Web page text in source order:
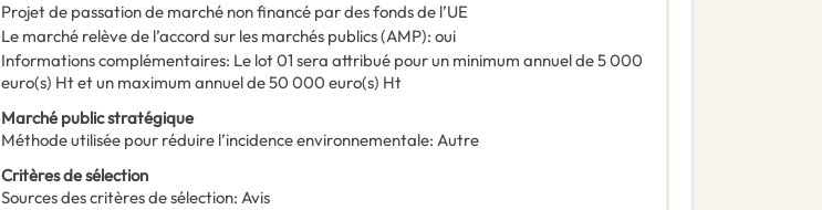
Projet de passation de marché non financé par des fonds de l’UE
Le marché relève de l’accord sur les marchés publics (AMP): oui
Informations complémentaires: Le lot 01 sera attribué pour un minimum annuel de 5 000
euro(s) Ht et un maximum annuel de 50 000 euro(s) Ht
Marché public stratégique
Méthode utilisée pour réduire l’incidence environnementale: Autre
Critères de sélection
Sources des critères de sélection: Avis